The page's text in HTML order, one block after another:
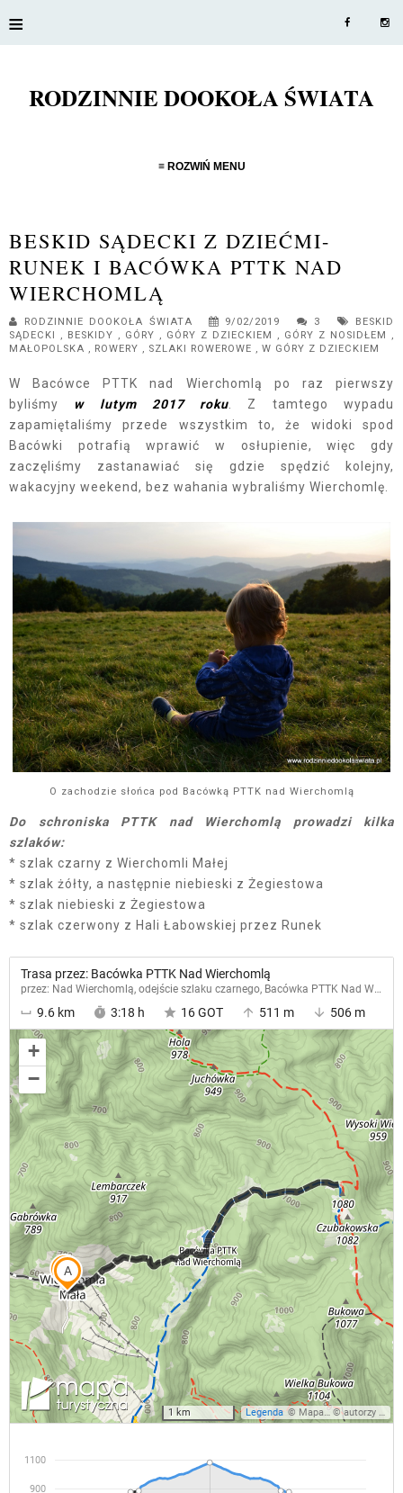
≡
RODZINNIE DOOKOŁA ŚWIATA
≡ ROZWIŃ MENU
BESKID SĄDECKI Z DZIEĆMI-
RUNEK I BACÓWKA PTTK NAD
WIERCHOMLĄ
RODZINNIE DOOKOŁA ŚWIATA 9/02/2019 3
BESKID
SĄDECKI , BESKIDY , GÓRY , GÓRY Z DZIECKIEM , GÓRY Z NOSIDŁEM ,
MAŁOPOLSKA , ROWERY , SZLAKI ROWEROWE , W GÓRY Z DZIECKIEM
W Bacówce PTTK nad Wierchomlą po raz pierwszy
byliśmy
w lutym 2017 roku . Z tamtego wypadu
zapamiętaliśmy przede wszystkim to, że widoki spod
Bacówki potrafią wprawić w osłupienie, więc gdy
zaczęliśmy zastanawiać się gdzie spędzić kolejny,
wakacyjny weekend, bez wahania wybraliśmy Wierchomlę.
O zachodzie słońca pod Bacówką PTTK nad Wierchomlą
Do schroniska PTTK nad Wierchomlą prowadzi kilka
szlaków:
* szlak czarny z Wierchomli Małej
* szlak żółty, a następnie niebieski z Żegiestowa
* szlak niebieski z Żegiestowa
* szlak czerwony z Hali Łabowskiej przez Runek